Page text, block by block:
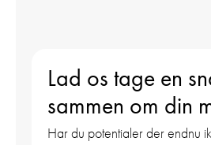
Lad os tage en
sammen om din
Har du potentialer der endnu